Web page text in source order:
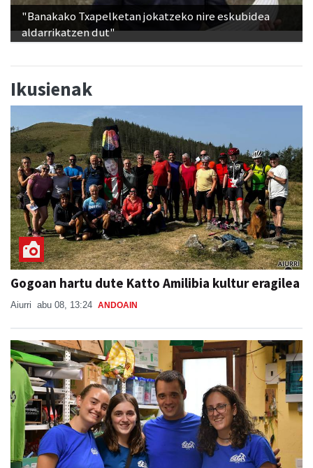
"Banakako Txapelketan jokatzeko nire eskubidea
aldarrikatzen dut"
Ikusienak
Gogoan hartu dute Katto Amilibia kultur eragilea
Aiurri abu 08, 13:24 ANDOAIN